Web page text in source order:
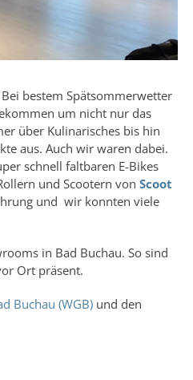
bestem Spätsommerwetter
um nicht nur das
über Kulinarisches bis hin
aus. Auch wir waren dabei.
schnell faltbaren E-Bikes
und Scootern vonScoot
und wir konnten viele
in Bad Buchau. So sind
Ort präsent.
Buchau (WGB) und den